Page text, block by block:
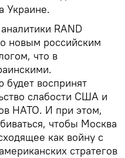
Украине.
RAND
новым российским
что в
воспринят
слабости США и
НАТО. И при этом,
чтобы Москва
как войну с
стратегов